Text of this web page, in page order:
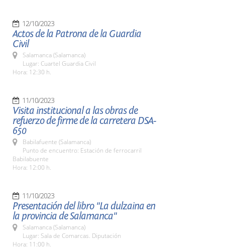
12/10/2023
Actos de la Patrona de la Guardia
Civil
Salamanca (Salamanca)
Lugar: Cuartel Guardia Civil
Hora: 12:30 h.
11/10/2023
Visita institucional a las obras de
refuerzo de firme de la carretera DSA-
650
Babilafuente (Salamanca)
Punto de encuentro: Estación de ferrocarril
Babilabuente
Hora: 12:00 h.
11/10/2023
Presentación del libro "La dulzaina en
la provincia de Salamanca"
Salamanca (Salamanca)
Lugar: Sala de Comarcas. Diputación
Hora: 11:00 h.